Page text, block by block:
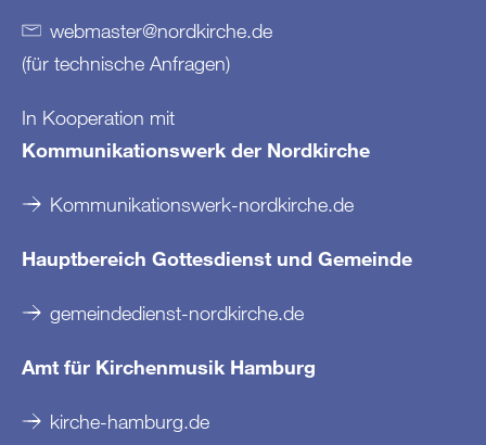
webmaster@nordkirche.de
(für technische Anfragen)
In Kooperation mit
Kommunikationswerk der Nordkirche
Kommunikationswerk-nordkirche.de
Hauptbereich Gottesdienst und Gemeinde
gemeindedienst-nordkirche.de
Amt für Kirchenmusik Hamburg
kirche-hamburg.de